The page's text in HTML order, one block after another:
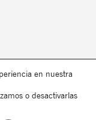
en nuestra
o desactivarlas